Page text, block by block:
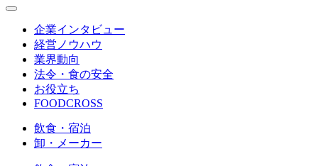
企業インタビュー
経営ノウハウ
業界動向
法令・食の安全
お役立ち
FOODCROSS
飲食・宿泊
卸・メーカー